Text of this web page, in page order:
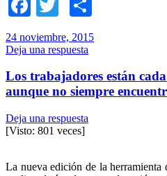
Facebook
Twitter
24 noviembre, 2015
Deja una respuesta
Los trabajadores están
aunque no siempre
Deja una respuesta
[Visto: 801 veces]
La nueva edición de la